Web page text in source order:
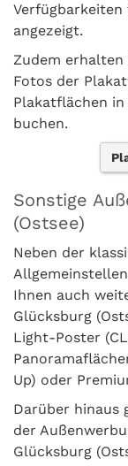
angezeigt.
Zudem
Fotos der
Plakatflächen
buchen.
Sonstige
(Ostsee)
Neben der
Ihnen auch
Glücksburg
Light-Poster
Up) oder
Darüber hinaus
der
Glücksburg